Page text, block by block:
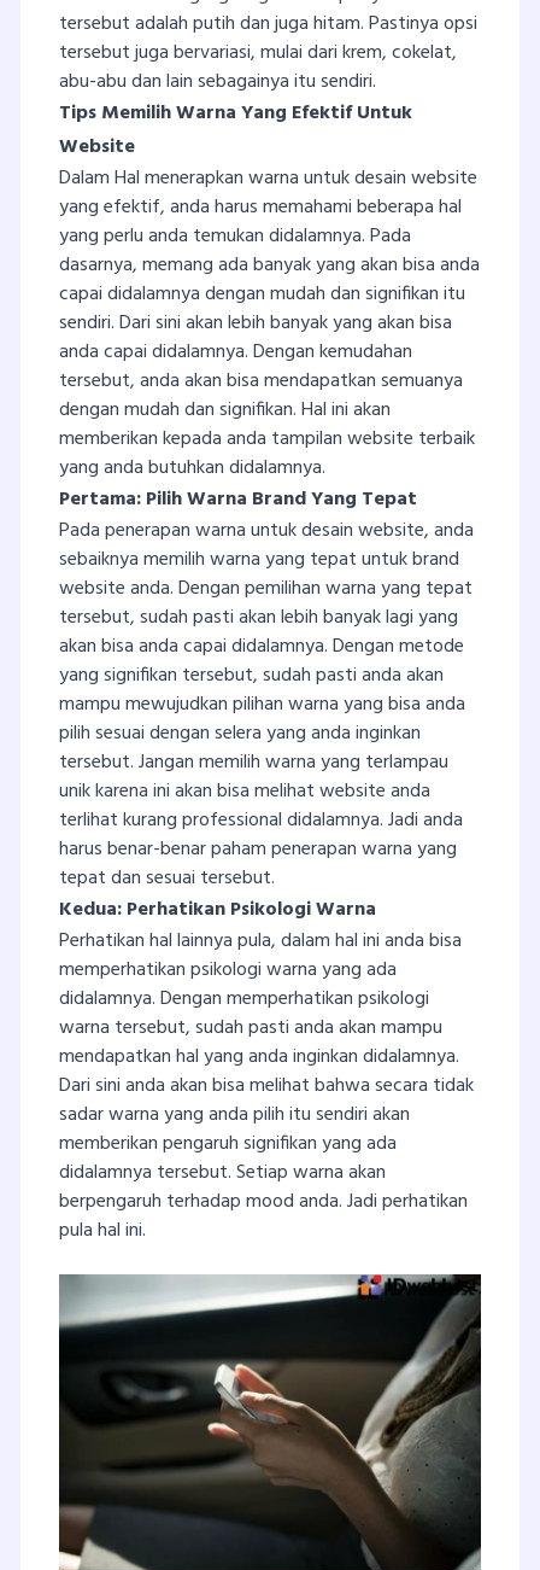
tersebut adalah putih dan juga hitam. Pastinya opsi
tersebut juga bervariasi, mulai dari krem, cokelat,
abu-abu dan lain sebagainya itu sendiri.
Tips Memilih Warna Yang Efektif Untuk
Website
Dalam Hal menerapkan warna untuk desain website
yang efektif, anda harus memahami beberapa hal
yang perlu anda temukan didalamnya. Pada
dasarnya, memang ada banyak yang akan bisa anda
capai didalamnya dengan mudah dan signifikan itu
sendiri. Dari sini akan lebih banyak yang akan bisa
anda capai didalamnya. Dengan kemudahan
tersebut, anda akan bisa mendapatkan semuanya
dengan mudah dan signifikan. Hal ini akan
memberikan kepada anda tampilan website terbaik
yang anda butuhkan didalamnya.
Pertama: Pilih Warna Brand Yang Tepat
Pada penerapan warna untuk desain website, anda
sebaiknya memilih warna yang tepat untuk brand
website anda. Dengan pemilihan warna yang tepat
tersebut, sudah pasti akan lebih banyak lagi yang
akan bisa anda capai didalamnya. Dengan metode
yang signifikan tersebut, sudah pasti anda akan
mampu mewujudkan pilihan warna yang bisa anda
pilih sesuai dengan selera yang anda inginkan
tersebut. Jangan memilih warna yang terlampau
unik karena ini akan bisa melihat website anda
terlihat kurang professional didalamnya. Jadi anda
harus benar-benar paham penerapan warna yang
tepat dan sesuai tersebut.
Kedua: Perhatikan Psikologi Warna
Perhatikan hal lainnya pula, dalam hal ini anda bisa
memperhatikan psikologi warna yang ada
didalamnya. Dengan memperhatikan psikologi
warna tersebut, sudah pasti anda akan mampu
mendapatkan hal yang anda inginkan didalamnya.
Dari sini anda akan bisa melihat bahwa secara tidak
sadar warna yang anda pilih itu sendiri akan
memberikan pengaruh signifikan yang ada
didalamnya tersebut. Setiap warna akan
berpengaruh terhadap mood anda. Jadi perhatikan
pula hal ini.